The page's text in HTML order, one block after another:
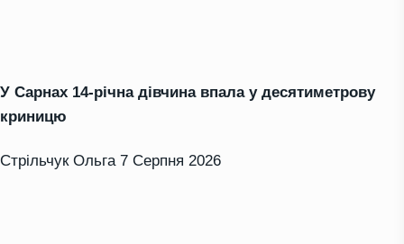
У Сарнах 14-річна дівчина впала у десятиметрову
криницю
Стрільчук Ольга 7 Серпня 2026